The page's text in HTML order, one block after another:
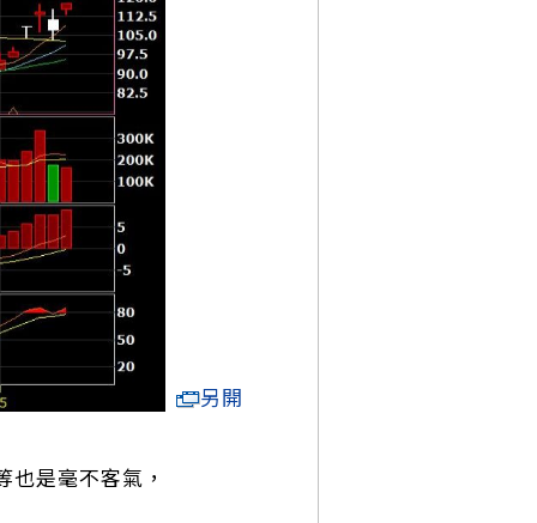
另開
也是毫不客氣，